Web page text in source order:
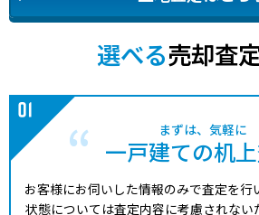
選べる売却査
まずは、気軽に
一戸建ての机
お客様にお伺いした情報のみで査定を行
状態については査定内容に考慮されない